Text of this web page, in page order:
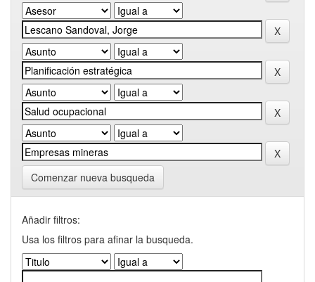
Comenzar nueva busqueda
Añadir filtros:
Usa los filtros para afinar la busqueda.